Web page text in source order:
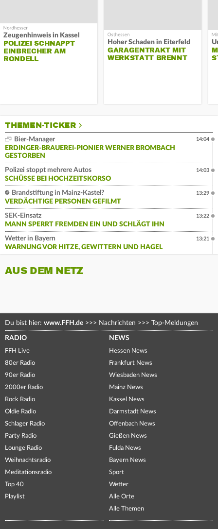
Zeugenhinweis in Kassel
POLIZEI SCHNAPPT
EINBRECHER AM
RONDELL
Hoher Schaden in Eiterfeld
GARAGENTRAKT MIT
WERKSTATT BRENNT
THEMEN-TICKER
Bier-Manager
ERDINGER-BRAUEREI-PIONIER WERNER BROMBACH
GESTORBEN
14:04
Polizei stoppt mehrere Autos
SCHÜSSE BEI HOCHZEITSKORSO
14:03
Brandstiftung in Mainz-Kastel?
VERDÄCHTIGE PERSONEN GEFILMT
13:29
SEK-Einsatz
MANN SPERRT FREMDEN EIN UND SCHLÄGT IHN
13:22
Wetter in Bayern
WARNUNG VOR HITZE, GEWITTERN UND HAGEL
13:21
AUS DEM NETZ
Du bist hier: www.FFH.de >>> Nachrichten >>> Top-Meldungen
RADIO
FFH Live
80er Radio
90er Radio
2000er Radio
Rock Radio
Oldie Radio
Schlager Radio
Party Radio
Lounge Radio
Weihnachtsradio
Meditationsradio
Top 40
Playlist
NEWS
Hessen News
Frankfurt News
Wiesbaden News
Mainz News
Kassel News
Darmstadt News
Offenbach News
Gießen News
Fulda News
Bayern News
Sport
Wetter
Alle Orte
Alle Themen